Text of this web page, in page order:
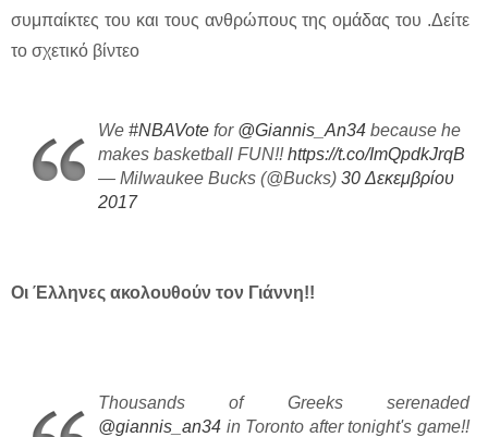
συμπαίκτες του και τους ανθρώπους της ομάδας του .Δείτε
το σχετικό βίντεο
We #NBAVote for @Giannis_An34 because he
makes basketball FUN!!https://t.co/ImQpdkJrqB
— Milwaukee Bucks (@Bucks) 30 Δεκεμβρίου
2017
Οι Έλληνες ακολουθούν τον Γιάννη!!
Thousands of Greeks serenaded
@giannis_an34 in Toronto after tonight's game!!